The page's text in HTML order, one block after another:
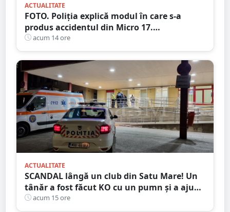
ACTUALITATE
FOTO. Poliția explică modul în care s-a
produs accidentul din Micro 17.
Motociclistul a ajuns la Urgență
acum 14 ore
ACTUALITATE
SCANDAL lângă un club din Satu Mare! Un
tânăr a fost făcut KO cu un pumn și a ajuns
la spital. Agresorul, reținut
acum 15 ore